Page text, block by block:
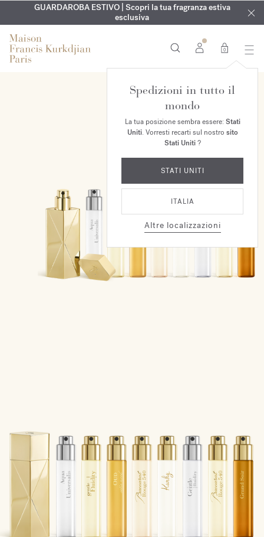
ESCLUSIVO | Scopri la nuova fragranza OUDvelvet moodnel
tuo ordine*
INCISIONE GRATUITA | Su tutte le fragranze e gli oli per il
corpo fino al 9 agosto
GUARDAROBA ESTIVO | Scopri la tua fragranza estiva
esclusiva
0
Spedizioni in tutto il
mondo
La tua posizione sembra essere: Stati
Uniti. Vorresti recarti sul nostro sito
Stati Uniti?
STATI UNITI
ITALIA
Altre localizzazioni
NUOVO